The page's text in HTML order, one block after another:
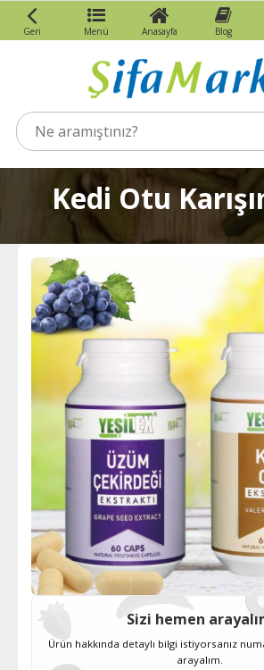
Kedi Otu
Sizi hemen
Ürün hakkında detaylı bilgi istiyorsanız
arayalım.
Geri Menü Anasayfa Blog